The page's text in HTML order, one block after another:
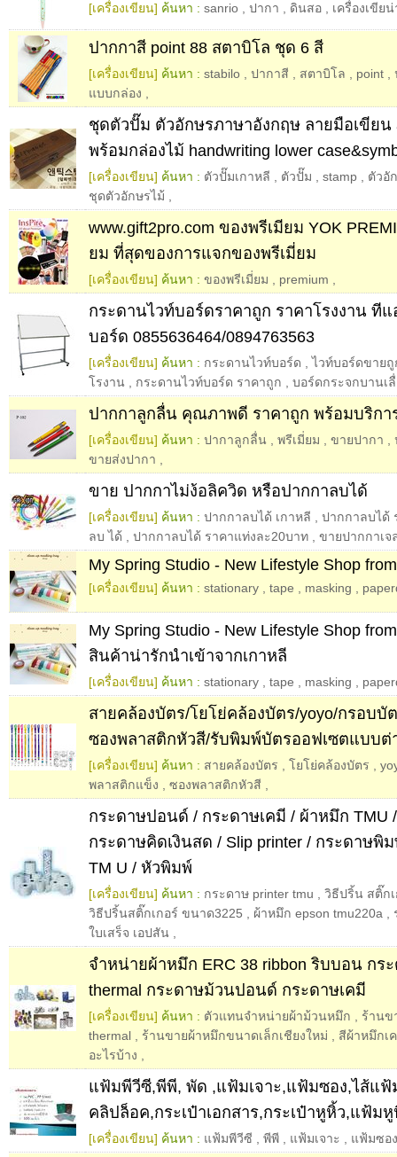
[เครื่องเขียน] ค้นหา : sanrio ปากา ดินสอ เครื่องเขีย
ปากกาสี point 88 สตาบิโล ชุด 6 สี
[เครื่องเขียน] ค้นหา : stabilo ปากาสี สตาบิโล point
แบบกล่อง
ชุดตัวปั๊ม ตัวอักษรภาษาอังกฤษ ลายมือเขียน
พร้อมกล่องไม้ handwriting lower
[เครื่องเขียน] ค้นหา : ตัวปั๊มเกาหลี ตัวปั๊ม stamp
ตัวอั
ชุดตัวอักษรไม้
www.gift2pro.com ของพรีเมียม YOK
ยม ที่สุดของการแจกของพรีเมี่ยม
[เครื่องเขียน] ค้นหา : ของพรีเมี่ยม premium
กระดานไวท์บอร์ดราคาถูก ราคาโรงงาน ที
บอร์ด 0855636464/0894763563
[เครื่องเขียน] ค้นหา : กระดานไวท์บอร์ด ,ไวท์บอร์ดขายถู
โรงาน
กระดานไวท์บอร์ด ราคาถูก บอร์ดกระจกบานเ
ปากกาลูกลื่น คุณภาพดี ราคาถูก พร้อมบริกา
[เครื่องเขียน] ค้นหา : ปากาลูกลื่น พรีเมี่ยม ขายปากา
ขายส่งปากา
ขาย ปากกาไม่ง้อลิควิด หรือปากกาลบได้
[เครื่องเขียน] ค้นหา : ปากกาลบได้ เกาหลี
ปากกาลบได้
ลบ ได้
ปากกาลบได้ ราคาแท่งละ20บาท ขายปากกาเจ
My Spring Studio - New Lifestyle Shop
[เครื่องเขียน] ค้นหา : stationary tape masking
My Spring Studio - New Lifestyle Shop
สินค้าน่ารักนำเข้าจากเกาหลี
[เครื่องเขียน] ค้นหา : stationary tape masking
สายคล้องบัตร/โยโย่คล้องบัตร/yoyo/กรอบบั
ซองพลาสติกหัวสี/รับพิมพ์บัตรออฟเซตแบบต่
[เครื่องเขียน] ค้นหา : สายคล้องบัตร โยโย่คล้องบัตร
พลาสติกแข็ง
ซองพลาสติกหัวสี
กระดาษปอนด์ / กระดาษเคมี / ผ้าหมึก TMU
กระดาษคิดเงินสด / Slip printer / กระดาษพิ
TM U / หัวพิมพ์
[เครื่องเขียน] ค้นหา : กระดาษ printer tmu
วิธีปริ้น สติ๊ก
วิธีปริ้นสติ๊กเกอร์ ขนาด3225
ผ้าหมึก epson tmu220a
ใบเสร็จ เอปสัน
จำหน่ายผ้าหมึก ERC 38 ribbon ริบบอน กร
thermal กระดาษม้วนปอนด์ กระดาษเคมี
[เครื่องเขียน] ค้นหา : ตัวแทนจำหน่ายผ้าม้วนหมึก
ร้านข
thermal
ร้านขายผ้าหมึกขนาดเล็กเชียงใหม่
สีผ้าหมึกเ
อะไรบ้าง
แฟ้มพีวีซี,พีพี, พัด ,แฟ้มเจาะ,แฟ้มซอง,ไส้แฟ้
คลิปล็อค,กระเป๋าเอกสาร,กระเป๋าหูหิ้ว,แฟ้ม
[เครื่องเขียน] ค้นหา : แฟ้มพีวีซี พีพี แฟ้มเจาะ แฟ้มซอง